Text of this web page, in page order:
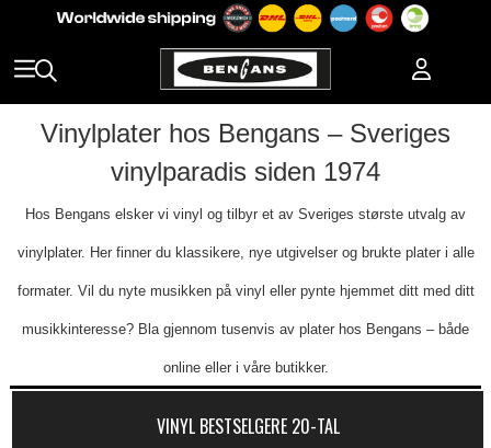
Vinylplater hos Bengans – Sveriges
vinylparadis siden 1974
Hos Bengans elsker vi vinyl og tilbyr et av Sveriges største utvalg av
vinylplater. Her finner du klassikere, nye utgivelser og brukte plater i alle
formater. Vil du nyte musikken på vinyl eller pynte hjemmet ditt med ditt
musikkinteresse? Bla gjennom tusenvis av plater hos Bengans – både
online eller i våre butikker.
VINYL BESTSELGERE 20-TAL